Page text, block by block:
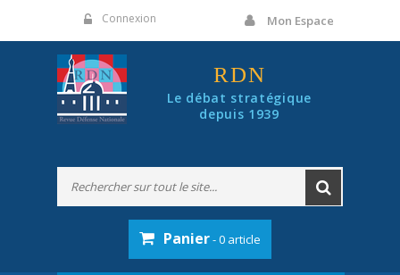
Connexion Mon Espace
RDN
Le débat stratégique
depuis 1939
Panier- 0 article